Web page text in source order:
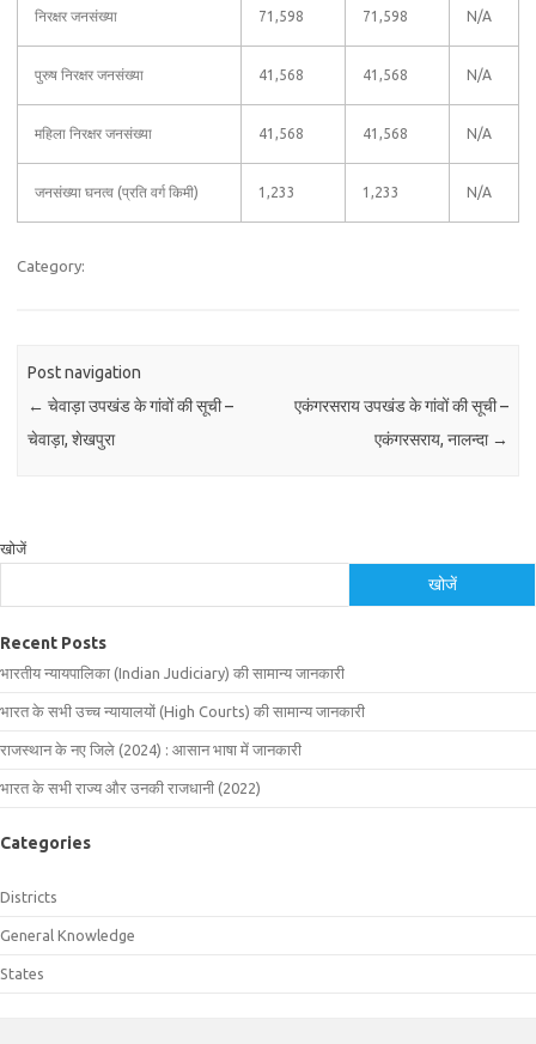
निरक्षर जनसंख्या 71,598 71,598 N/A
पुरुष निरक्षर जनसंख्या 41,568 41,568 N/A
महिला निरक्षर जनसंख्या 41,568 41,568 N/A
जनसंख्या घनत्व (प्रति वर्ग किमी) 1,233 1,233 N/A
Category:
Post navigation
← चेवाड़ा उपखंड के गांवों की सूची –
चेवाड़ा, शेखपुरा
एकंगरसराय उपखंड के गांवों की सूची –
एकंगरसराय, नालन्दा →
खोजें
खोजें
Recent Posts
भारतीय न्यायपालिका (Indian Judiciary) की सामान्य जानकारी
भारत के सभी उच्च न्यायालयों (High Courts) की सामान्य जानकारी
राजस्थान के नए जिले (2024) : आसान भाषा में जानकारी
भारत के सभी राज्य और उनकी राजधानी (2022)
Categories
Districts
General Knowledge
States